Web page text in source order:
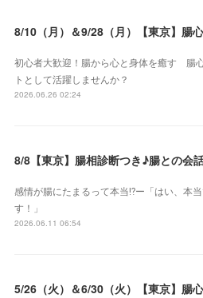
初心者大歓迎！腸から心と身体を癒す 腸
トとして活躍しませんか？
2026.06.26 02:24
感情が腸にたまるって本当⁉️ー「はい、本
す！」
2026.06.11 06:54